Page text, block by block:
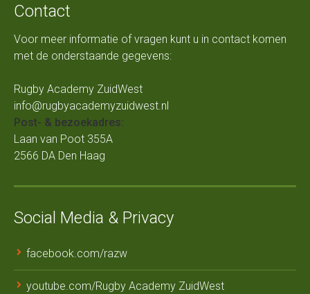
Contact
Voor meer informatie of vragen kunt u in contact komen
met de onderstaande gegevens:
Rugby Academy ZuidWest
info@rugbyacademyzuidwest.nl
Post- & bezoekadres:
Laan van Poot 355A
2566 DA Den Haag
Social Media & Privacy
facebook.com/razw
youtube.com/Rugby Academy ZuidWest